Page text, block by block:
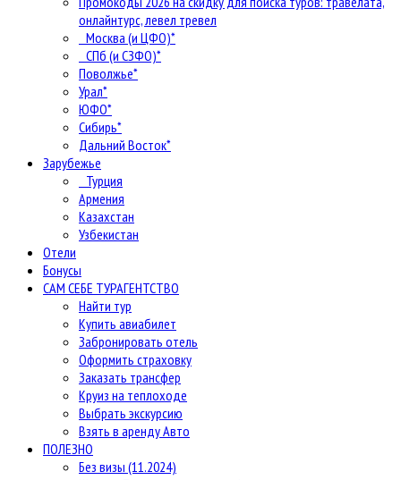
онлайнтурс, левел тревел
Москва (и ЦФО)*
СПб (и СЗФО)*
Поволжье*
Урал*
ЮФО*
Сибирь*
Дальний Восток*
Зарубежье
Турция
Армения
Казахстан
Узбекистан
Отели
Бонусы
САМ СЕБЕ ТУРАГЕНТСТВО
Найти тур
Купить авиабилет
Забронировать отель
Оформить страховку
Заказать трансфер
Круиз на теплоходе
Выбрать экскурсию
Взять в аренду Авто
ПОЛЕЗНО
Без визы (11.2024)